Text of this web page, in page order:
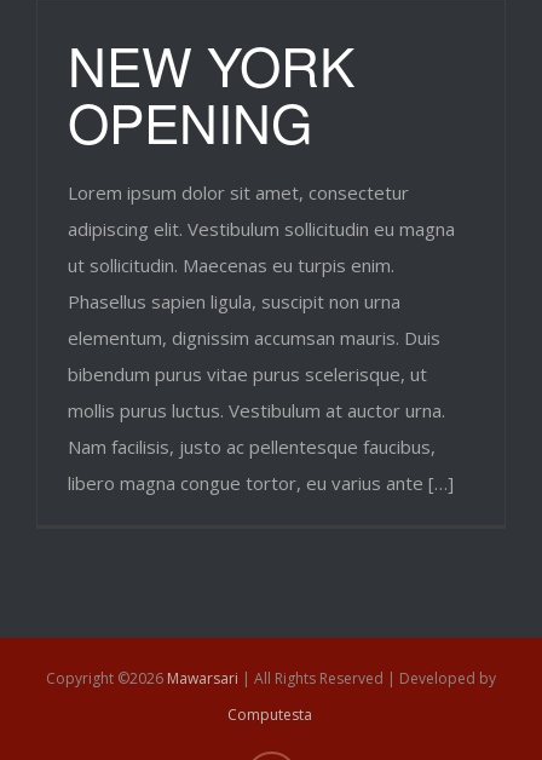
NEW YORK
OPENING
Lorem ipsum dolor sit amet, consectetur
adipiscing elit. Vestibulum sollicitudin eu magna
ut sollicitudin. Maecenas eu turpis enim.
Phasellus sapien ligula, suscipit non urna
elementum, dignissim accumsan mauris. Duis
bibendum purus vitae purus scelerisque, ut
mollis purus luctus. Vestibulum at auctor urna.
Nam facilisis, justo ac pellentesque faucibus,
libero magna congue tortor, eu varius ante […]
Copyright ©2026 Mawarsari | All Rights Reserved | Developed by
Computesta